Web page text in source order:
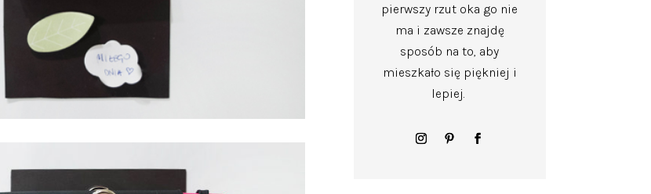
pierwszy rzut oka go nie
ma i zawsze znajdę
sposób na to, aby
mieszkało się piękniej i
lepiej.